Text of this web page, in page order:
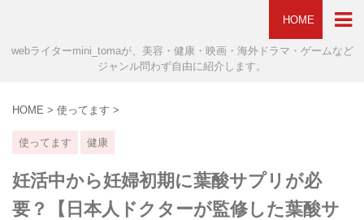
HOME
webライターmini_tomaが、美容・健康・映画・海外ドラマ・ゲームなど
ジャンル問わず自由に紹介します。
HOME > 使ってます >
使ってます 健康
妊活中から妊婦初期に葉酸サプリが必
要？【日本人ドクターが監修した葉酸サ